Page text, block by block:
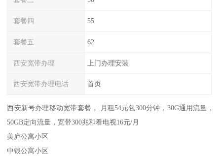
套餐四 55
套餐五 62
西安宽带办理 上门办理安装
西安宽带办理电话 首页
西安新号办理移动宽带套餐， 月租54元包300分钟，30G通用流量，
50GB定向流量，宽带300兆和看电视16元/月
美庐公寓小区
中银公寓小区